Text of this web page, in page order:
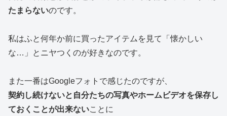
たまらないのです。
私はふと何年か前に買ったアイテムを見て「懐かしい
な…」とニヤつくのが好きなのです。
また一番はGoogleフォトで感じたのですが、
契約し続けないと自分たちの写真やホームビデオを保存し
ておくことが出来ないことに